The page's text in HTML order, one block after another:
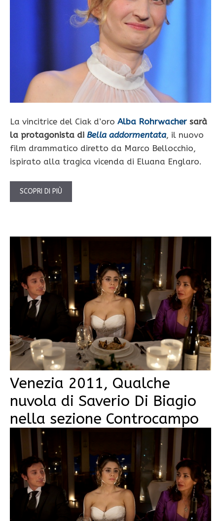
La vincitrice del Ciak d’oro Alba Rohrwacher sarà
la protagonista di Bella addormentata, il nuovo
film drammatico diretto da Marco Bellocchio,
ispirato alla tragica vicenda di Eluana Englaro.
SCOPRI DI PIÙ
Venezia 2011, Qualche
nuvola di Saverio Di Biagio
nella sezione Controcampo